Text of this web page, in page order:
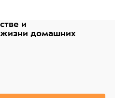
и
долгий срок
мм.
и
домашних